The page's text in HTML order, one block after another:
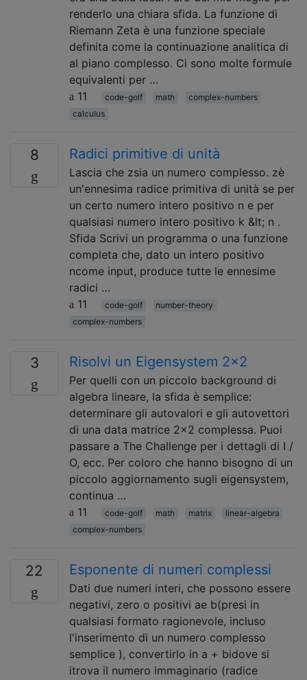
renderlo una chiara sfida. La funzione di
Riemann Zeta è una funzione speciale
definita come la continuazione analitica di
al piano complesso. Ci sono molte formule
equivalenti per …
11
code-golf math
complex-numbers
calculus
8 Radici primitive di unità
Lascia che zsia un numero complesso. zè
un'ennesima radice primitiva di unità se per
un certo numero intero positivo n e per
qualsiasi numero intero positivo k &lt; n .
Sfida Scrivi un programma o una funzione
completa che, dato un intero positivo
ncome input, produce tutte le ennesime
radici …
11
code-golf
number-theory
complex-numbers
3 Risolvi un Eigensystem 2x2
Per quelli con un piccolo background di
algebra lineare, la sfida è semplice:
determinare gli autovalori e gli autovettori
di una data matrice 2x2 complessa. Puoi
passare a The Challenge per i dettagli di I /
O, ecc. Per coloro che hanno bisogno di un
piccolo aggiornamento sugli eigensystem,
continua …
11
code-golf math matrix
linear-algebra
complex-numbers
22 Esponente di numeri complessi
Dati due numeri interi, che possono essere
negativi, zero o positivi ae b(presi in
qualsiasi formato ragionevole, incluso
l'inserimento di un numero complesso
semplice ), convertirlo in a + bidove si
itrova il numero immaginario (radice